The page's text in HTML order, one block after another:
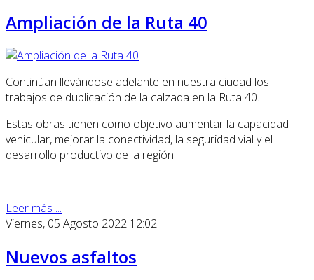
Ampliación de la Ruta 40
Continúan llevándose adelante en nuestra ciudad los
trabajos de duplicación de la calzada en la Ruta 40.
Estas obras tienen como objetivo aumentar la capacidad
vehicular, mejorar la conectividad, la seguridad vial y el
desarrollo productivo de la región.
Leer más ...
Viernes, 05 Agosto 2022 12:02
Nuevos asfaltos